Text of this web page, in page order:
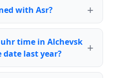
with Asr?
time in Alchevsk
date last year?